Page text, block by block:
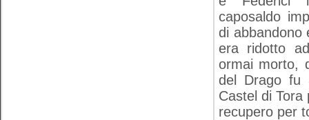
caposaldo
di abbandono
era ridotto
ormai morto,
del Drago fu
Castel di
recupero per